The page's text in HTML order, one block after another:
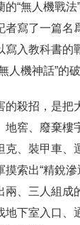
“無人機戰
者寫了一篇名
寫入教科書的
人機神話”的破
的殺招，是把
地窖、廢棄樓
克、裝甲車、
摸索出“精銳
兩、三人組成
地下室入口、